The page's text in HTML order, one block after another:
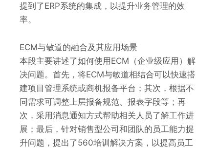
提到了ERP系统的集成，以提升业务管理的效
率。
ECM与敏道的融合及其应用场景
本段主要讲述了如何使用ECM（企业级应用）解
决问题。首先，将ECM与敏道相结合可以快速搭
建项目管理系统或商机报备平台；其次，根据不
同需求可调整上层报备规范、报表字段等；再
次，采用消息通知方式帮助相关人员了解工作进
展；最后，针对销售型公司和团队的员工能力提
升问题，提出了560培训解决方案，以提高员工